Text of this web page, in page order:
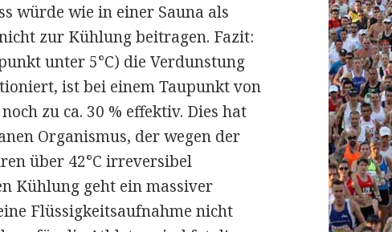
würde wie in einer Sauna als
zur Kühlung beitragen. Fazit:
unter 5°C) die Verdunstung
ist bei einem Taupunkt von
zu ca. 30 % effektiv. Dies hat
Organismus, der wegen der
über 42°C irreversibel
Kühlung geht ein massiver
Flüssigkeitsaufnahme nicht